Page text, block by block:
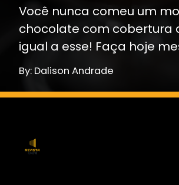
Você nunca comeu um
chocolate com cobertura
igual a esse! Faça hoje
By: Dalison Andrade